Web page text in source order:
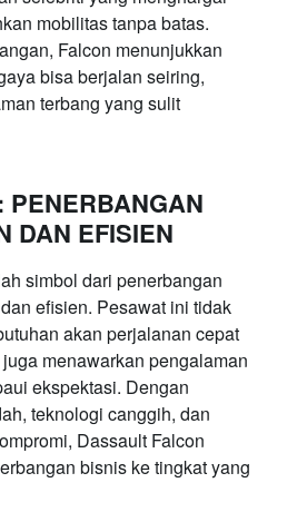
mobilitas tanpa batas.
Falcon menunjukkan
bisa berjalan seiring,
terbang yang sulit
PENERBANGAN
DAN EFISIEN
simbol dari penerbangan
efisien. Pesawat ini tidak
akan perjalanan cepat
menawarkan pengalaman
ekspektasi. Dengan
teknologi canggih, dan
Dassault Falcon
bisnis ke tingkat yang